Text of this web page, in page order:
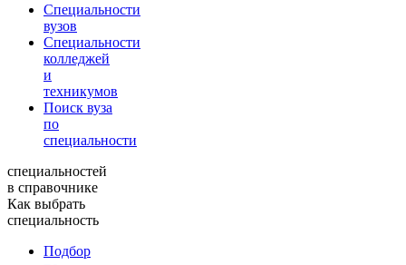
Специальности
вузов
Специальности
колледжей
и
техникумов
Поиск вуза
по
специальности
специальностей
в справочнике
Как выбрать
специальность
Подбор